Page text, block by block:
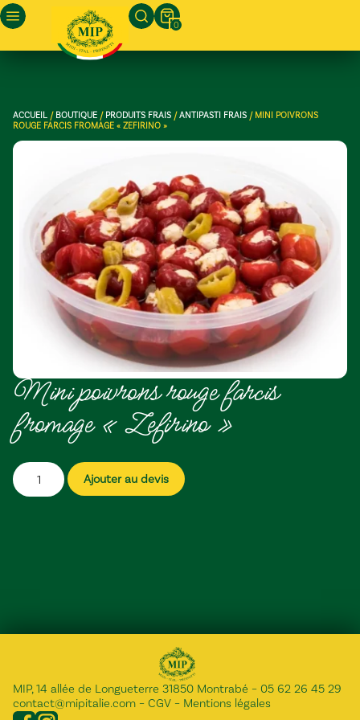
0
ACCUEIL / BOUTIQUE / PRODUITS FRAIS /ANTIPASTI FRAIS / MINI POIVRONS
ROUGE FARCIS FROMAGE « ZEFIRINO »
Mini poivrons rouge farcis
fromage « Zefirino »
Ajouter au devis
MIP, 14 allée de Longueterre 31850 Montrabé – 05 62 26 45 29
contact@mipitalie.com – CGV – Mentions légales